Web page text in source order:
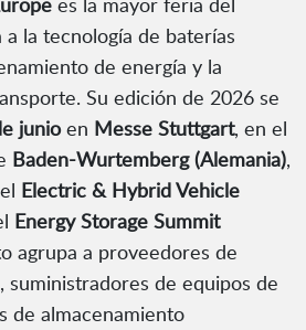
la tecnología de baterías
de energía y la
Su edición de 2026 se
junioen Messe Stuttgart, en el
Baden-Wurtemberg (Alemania),
Electric & Hybrid Vehicle
Energy Storage Summit
agrupa a proveedores de
suministradores de equipos de
de almacenamiento